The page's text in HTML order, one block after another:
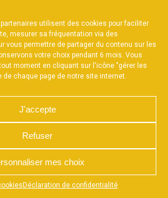
utilisent des cookies pour faciliter
mesurer sa fréquentation via des
vous permettre de partager du contenu sur les
votre choix pendant 6 mois. Vous
moment en cliquant sur l'icône "gérer les
de chaque page de notre site internet.
J'accepte
Refuser
mes choix
Déclaration de confidentialité
en bas de votre
PAR L’AGENCE WEB A3WEB